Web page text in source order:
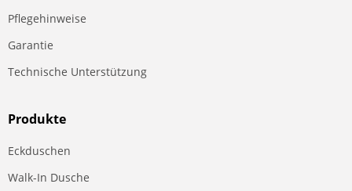
Pflegehinweise
Garantie
Technische Unterstützung
Produkte
Eckduschen
Walk-In Dusche